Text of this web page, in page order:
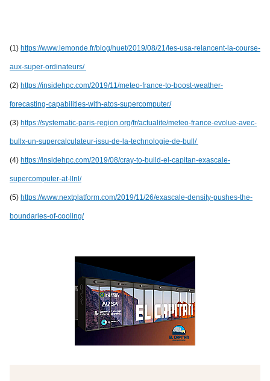
(1) https://www.lemonde.fr/blog/huet/2019/08/21/les-usa-relancent-la-course-
aux-super-ordinateurs/
(2) https://insidehpc.com/2019/11/meteo-france-to-boost-weather-
forecasting-capabilities-with-atos-supercomputer/
(3) https://systematic-paris-region.org/fr/actualite/meteo-france-evolue-avec-
bullx-un-supercalculateur-issu-de-la-technologie-de-bull/
(4) https://insidehpc.com/2019/08/cray-to-build-el-capitan-exascale-
supercomputer-at-llnl/
(5) https://www.nextplatform.com/2019/11/26/exascale-density-pushes-the-
boundaries-of-cooling/